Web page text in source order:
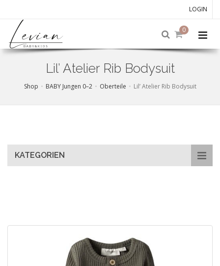
LOGIN
0
Lil’ Atelier Rib Bodysuit
Shop BABY Jungen 0–2 Oberteile Lil’ Atelier Rib Bodysuit
KATEGORIEN